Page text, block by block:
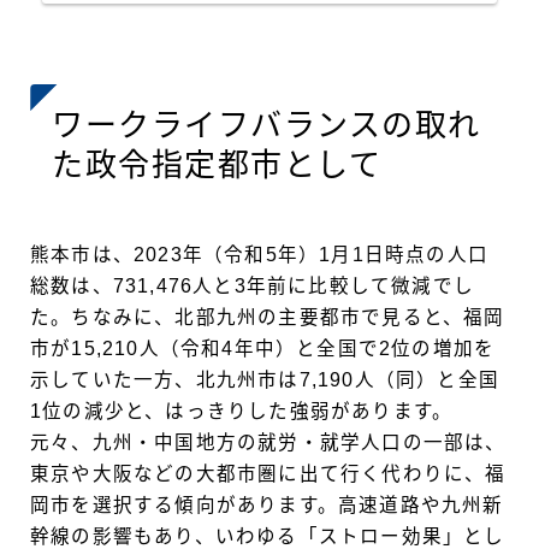
ワークライフバランスの取れ
た政令指定都市として
熊本市は、2023年（令和5年）1月1日時点の人口
総数は、731,476人と3年前に比較して微減でし
た。ちなみに、北部九州の主要都市で見ると、福岡
市が15,210人（令和4年中）と全国で2位の増加を
示していた一方、北九州市は7,190人（同）と全国
1位の減少と、はっきりした強弱があります。
元々、九州・中国地方の就労・就学人口の一部は、
東京や大阪などの大都市圏に出て行く代わりに、福
岡市を選択する傾向があります。高速道路や九州新
幹線の影響もあり、いわゆる「ストロー効果」とし